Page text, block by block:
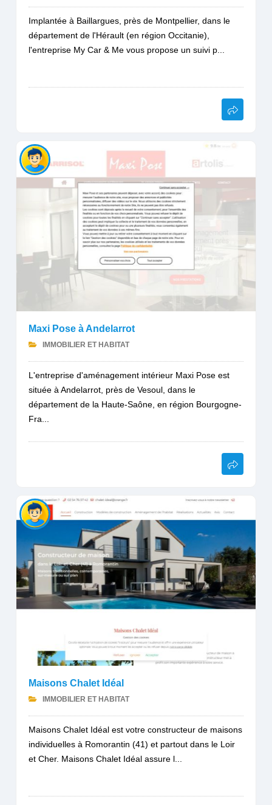
Implantée à Baillargues, près de Montpellier, dans le
département de l'Hérault (en région Occitanie),
l'entreprise My Car & Me vous propose un suivi p...
Maxi Pose à Andelarrot
IMMOBILIER ET HABITAT
L'entreprise d'aménagement intérieur Maxi Pose est
située à Andelarrot, près de Vesoul, dans le
département de la Haute-Saône, en région Bourgogne-
Fra...
Maisons Chalet Idéal
IMMOBILIER ET HABITAT
Maisons Chalet Idéal est votre constructeur de maisons
individuelles à Romorantin (41) et partout dans le Loir
et Cher. Maisons Chalet Idéal assure l...